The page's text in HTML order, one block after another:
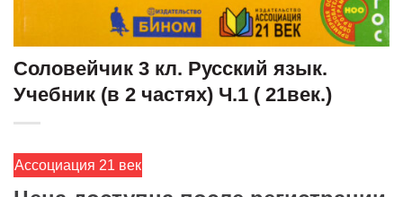
Соловейчик 3 кл. Русский язык.
Учебник (в 2 частях) Ч.1 ( 21век.)
Ассоциация 21 век